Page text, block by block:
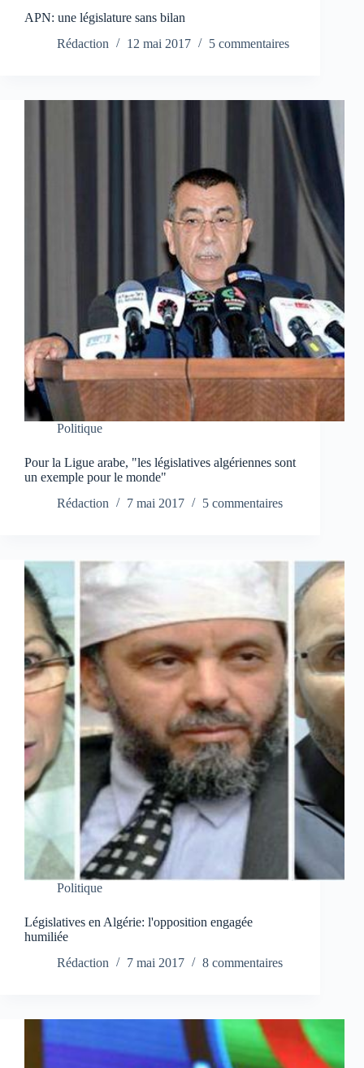
APN: une législature sans bilan
Rédaction
12 mai 2017 5 commentaires
Politique
Pour la Ligue arabe, "les législatives algériennes sont
un exemple pour le monde"
Rédaction
7 mai 2017 5 commentaires
Politique
Législatives en Algérie: l'opposition engagée
humiliée
Rédaction
7 mai 2017 8 commentaires